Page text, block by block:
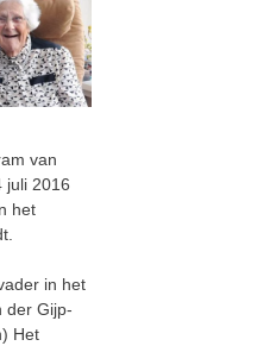
van
juli 2016
het
in het
der Gijp-
Het